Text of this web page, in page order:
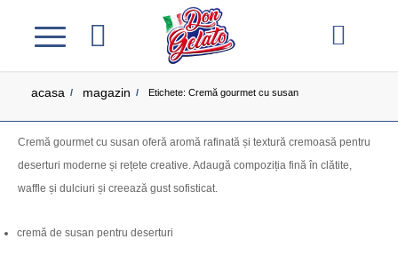
acasa / magazin / Etichete: Cremă gourmet cu susan
Cremă gourmetcu susan oferă aromă rafinată și textură cremoasă pentru
deserturi moderne și rețete creative.Adaugă compoziția fină în clătite,
waffle și dulciuri și creează gustsofisticat.
cremă de susan pentru deserturi